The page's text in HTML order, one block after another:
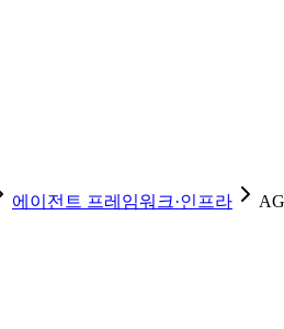
에이전트 프레임워크·인프라